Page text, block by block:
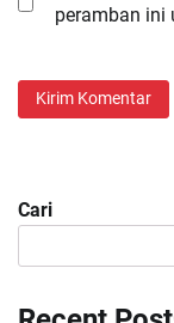
peramban ini
Cari